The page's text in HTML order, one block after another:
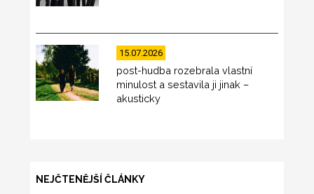
15.07.2026
post-hudba rozebrala vlastní
minulost a sestavila ji jinak –
akusticky
NEJČTENĚJŠÍ ČLÁNKY